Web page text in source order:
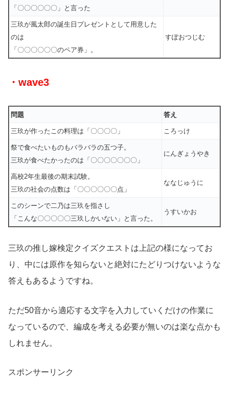
「〇〇〇〇〇〇」と言った
三玖が風太郎の誕生日プレゼントとして用意した
のは
「〇〇〇〇〇〇のペア券」。
すぽおつじむ
・wave3
問題 答え
三玖が作ったこの料理は「〇〇〇〇」 ころっけ
祭で食べたいものもバラバラの五つ子。
三玖が食べたかったのは「〇〇〇〇〇〇〇」
にんぎょうやき
高校2年生最後の期末試験。
三玖の社会の点数は「〇〇〇〇〇〇点」
ななじゅうに
このシーンで二乃は三玖を指さし
「こんな〇〇〇〇〇三玖しかいない」と言った。
うすいかお
三玖の推し嫁検定クイズクエストは上記の様になってお
り、中には原作を知らないと絶対にたどりつけないような
答えもあるようですね。
ただ50音から適応する文字を入力していくだけの作業に
なっているので、編成を考える必要が無いのは楽な点かも
しれません。
スポンサーリンク